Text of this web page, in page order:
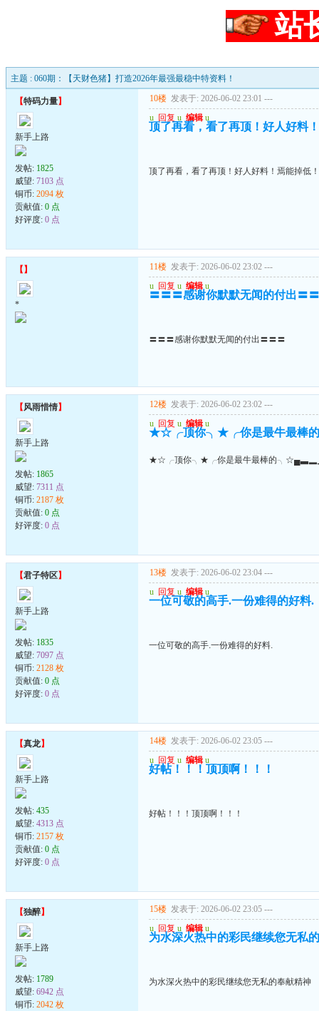
站
主题 : 060期：【天财色猪】打造2026年最强最稳中特资料！
【特码力量】
新手上路
发帖: 1825
威望: 7103 点
铜币: 2094 枚
贡献值: 0 点
好评度: 0 点
10楼 发表于: 2026-06-02 23:01 ---
u 回复 u 编辑 u
顶了再看，看了再顶！好人好料
顶了再看，看了再顶！好人好料！焉能掉低！
【 】
*
11楼 发表于: 2026-06-02 23:02 ---
u 回复 u 编辑 u
〓〓〓感谢你默默无闻的付出〓
〓〓〓感谢你默默无闻的付出〓〓〓
【风雨惜情】
新手上路
发帖: 1865
威望: 7311 点
铜币: 2187 枚
贡献值: 0 点
好评度: 0 点
12楼 发表于: 2026-06-02 23:02 ---
u 回复 u 编辑 u
★☆╭顶你╮★╭你是最牛最
★☆╭顶你╮★╭你是最牛最棒的
【君子特区】
新手上路
发帖: 1835
威望: 7097 点
铜币: 2128 枚
贡献值: 0 点
好评度: 0 点
13楼 发表于: 2026-06-02 23:04 ---
u 回复 u 编辑 u
一位可敬的高手.一份难得的好料.
一位可敬的高手.一份难得的好料.
【真龙】
新手上路
发帖: 435
威望: 4313 点
铜币: 2157 枚
贡献值: 0 点
好评度: 0 点
14楼 发表于: 2026-06-02 23:05 ---
u 回复 u 编辑 u
好帖！！！顶顶啊！！！
好帖！！！顶顶啊！！！
【独醉】
新手上路
发帖: 1789
威望: 6942 点
铜币: 2042 枚
15楼 发表于: 2026-06-02 23:05 ---
u 回复 u 编辑 u
为水深火热中的彩民继续您无私
为水深火热中的彩民继续您无私的奉献精神